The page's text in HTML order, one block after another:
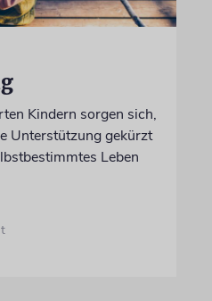
Kindern sorgen sich,
Unterstützung gekürzt
Leben